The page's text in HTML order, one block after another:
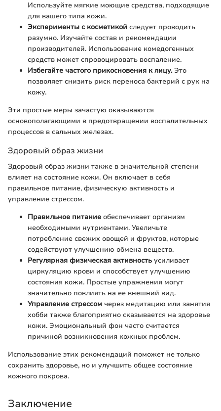
Используйте мягкие моющие средства, подходящие
для вашего типа кожи.
Эксперименты с косметикой следует проводить
разумно. Изучайте состав и рекомендации
производителей. Использование комедогенных
средств может спровоцировать воспаление.
Избегайте частого прикосновения к лицу.Это
позволяет снизить риск переноса бактерий с рук на
кожу.
Эти простые меры зачастую оказываются
основополагающими в предотвращении воспалительных
процессов в сальных железах.
Здоровый образ жизни
Здоровый образ жизни также в значительной степени
влияет на состояние кожи. Он включает в себя
правильное питание, физическую активность и
управление стрессом.
Правильное питание обеспечивает организм
необходимыми нутриентами. Увеличьте
потребление свежих овощей и фруктов, которые
содействуют улучшению обмена веществ.
Регулярная физическая активность усиливает
циркуляцию крови и способствует улучшению
состояния кожи. Простые упражнения могут
значительно повлиять на ее внешний вид.
Управление стрессом через медитацию или занятия
хобби также благоприятно сказывается на здоровье
кожи. Эмоциональный фон часто считается
причиной возникновения кожных проблем.
Использование этих рекомендаций поможет не только
сохранить здоровье, но и улучшить общее состояние
кожного покрова.
Заключение